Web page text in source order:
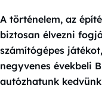
A történelem, az
biztosan élvezni
számítógépes
negyvenes évekbeli
autózhatunk